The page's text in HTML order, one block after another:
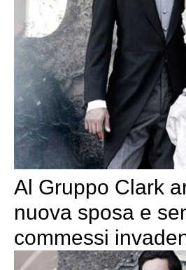
Al Gruppo Clark
nuova sposa e
commessi